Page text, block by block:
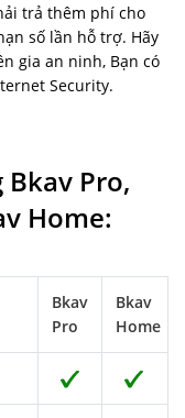
trả thêm phí cho
số lần hỗ trợ. Hãy
gia an ninh, Bạn có
Security.
Pro,
Home:
Bkav
Pro
Bkav
Home